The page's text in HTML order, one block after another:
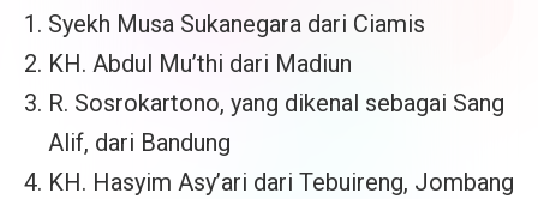
Syekh Musa Sukanegara dari Ciamis
KH. Abdul Mu’thi dari Madiun
R. Sosrokartono, yang dikenal sebagai Sang
Alif, dari Bandung
KH. Hasyim Asy’ari dari Tebuireng, Jombang